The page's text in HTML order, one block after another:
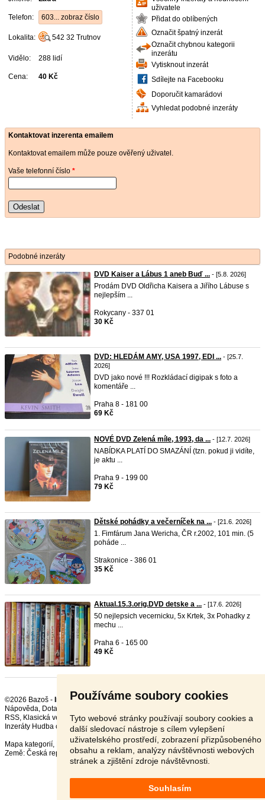
Používáme soubory cookies
Tyto webové stránky používají soubory cookies a
další sledovací nástroje s cílem vylepšení
uživatelského prostředí, zobrazení přizpůsobeného
obsahu a reklam, analýzy návštěvnosti webových
stránek a zjištění zdroje návštěvnosti.
Souhlasím
Telefon: 603... zobraz číslo
Lokalita: 542 32 Trutnov
Vidělo: 288 lidí
Cena: 40 Kč
uživatele
Přidat do oblíbených
Označit špatný inzerát
Označit chybnou kategorii
inzerátu
Vytisknout inzerát
Sdílejte na Facebooku
Doporučit kamarádovi
Vyhledat podobné inzeráty
Kontaktovat inzerenta emailem
Kontaktovat emailem může pouze ověřený uživatel.
Vaše telefonní číslo *
Odeslat
Podobné inzeráty
DVD Kaiser a Lábus 1 aneb Buď ... - [5.8. 2026]
Prodám DVD Oldřicha Kaisera a Jiřího Lábuse s
nejlepším ...
Rokycany - 337 01
30 Kč
DVD: HLEDÁM AMY, USA 1997, EDI ... - [25.7.
2026]
DVD jako nové !!! Rozkládací digipak s foto a
komentáře ...
Praha 8 - 181 00
69 Kč
NOVÉ DVD Zelená míle, 1993, da ... - [12.7. 2026]
NABÍDKA PLATÍ DO SMAZÁNÍ (tzn. pokud ji vidíte,
je aktu ...
Praha 9 - 199 00
79 Kč
Dětské pohádky a večerníček na ... - [21.6. 2026]
1. Fimfárum Jana Wericha, ČR r.2002, 101 min. (5
poháde ...
Strakonice - 386 01
35 Kč
Aktual.15.3.orig.DVD detske a ... - [17.6. 2026]
50 nejlepsich vecernicku, 5x Krtek, 3x Pohadky z
mechu ...
Praha 6 - 165 00
49 Kč
©2026 Bazoš - Inzerce, Bazar DVD, CD, MC, LP
Nápověda, Dotazy
RSS,
Inzeráty Hudba celkem:18948, za 24 hodin:551
Mapa kategorií,
Nejvyhledávanější výrazy
Země: Česká republika,Slovensko,Polsko,Rakousko